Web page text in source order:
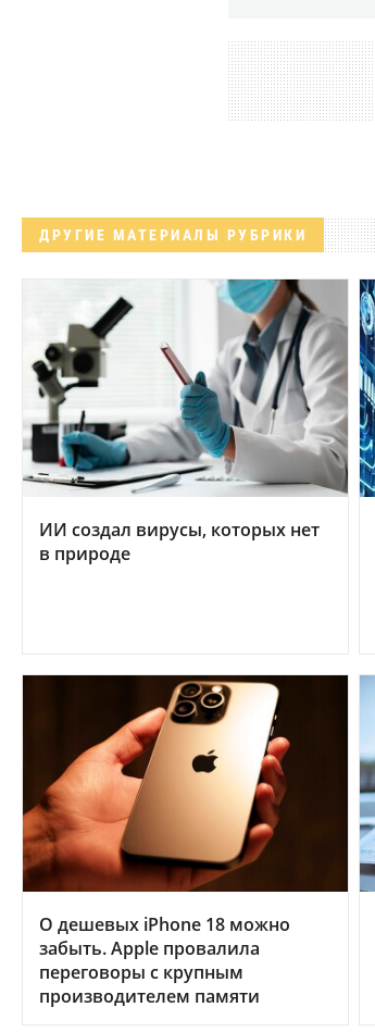
ДРУГИЕ МАТЕРИАЛЫ РУБРИКИ
ИИ создал вирусы, которых нет
в природе
О дешевых iPhone 18 можно
забыть. Apple провалила
переговоры с крупным
производителем памяти